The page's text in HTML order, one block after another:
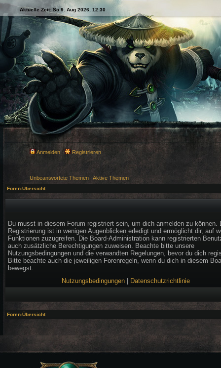
Aktuelle Zeit: So 9. Aug 2026, 12:30
Anmelden Registrieren
Unbeantwortete Themen | Aktive Themen
Foren-Übersicht
Du musst in diesem Forum registriert sein, um dich anmelden zu können.
Registrierung ist in wenigen Augenblicken erledigt und ermöglicht dir, auf
Funktionen zuzugreifen. Die Board-Administration kann registrierten
auch zusätzliche Berechtigungen zuweisen. Beachte bitte unsere
Nutzungsbedingungen und die verwandten Regelungen, bevor du dich
Bitte beachte auch die jeweiligen Forenregeln, wenn du dich in diesem
bewegst.
Nutzungsbedingungen
Datenschutzrichtlinie
Foren-Übersicht